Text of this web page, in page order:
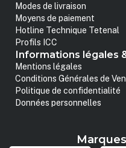
Modes de livraison
Moyens de paiement
Hotline Technique Tetenal
Profils ICC
Informations légales
Mentions légales
Conditions Générales de
Politique de confidentialité
Données personnelles